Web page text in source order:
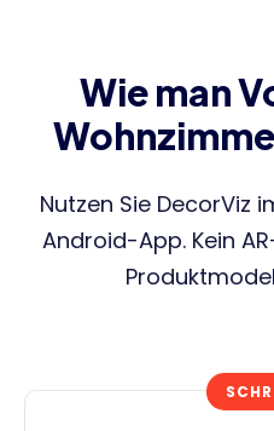
Wie man
Nutzen Sie DecorViz
Android-App. Kein